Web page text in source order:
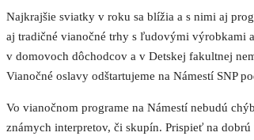
Najkrajšie sviatky v roku sa blížia a s nimi aj
aj tradičné vianočné trhy s ľudovými výrobkami
v domovoch dôchodcov a v Detskej fakultnej
Vianočné oslavy odštartujeme na Námestí SNP
Vo vianočnom programe na Námestí nebudú
známych interpretov, či skupín. Prispieť na